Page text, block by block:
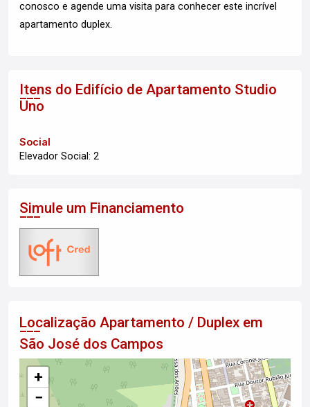
conosco e agende uma visita para conhecer este incrível
apartamento duplex.
Itens do Edifício de Apartamento Studio
Uno
Social
Elevador Social: 2
Simule um Financiamento
Localização Apartamento / Duplex em
São José dos Campos
+
−